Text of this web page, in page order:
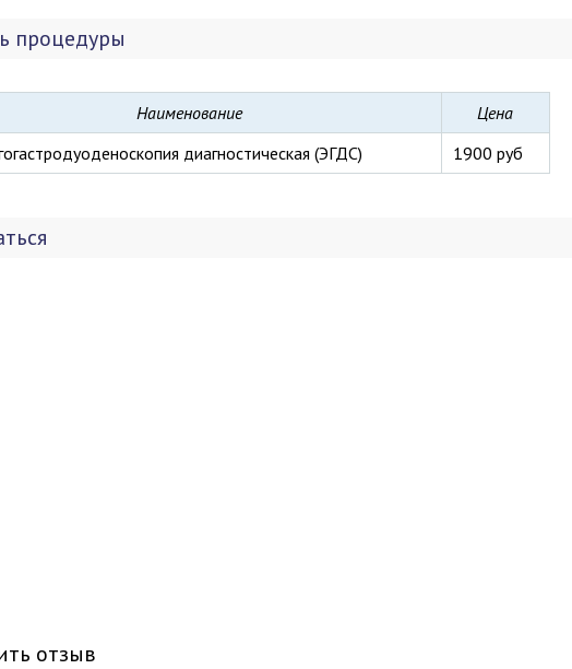
процедуры
Наименование
Цена
диагностическая (ЭГДС)
1900 руб
отзыв